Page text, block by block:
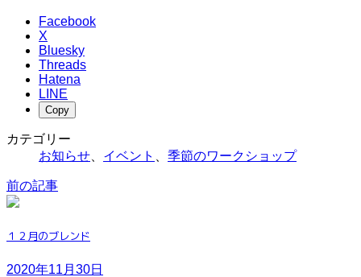
Facebook
X
Bluesky
Threads
Hatena
LINE
Copy
カテゴリー
お知らせ
イベント 季節のワークショップ
前の記事
１２月のブレンド
2020年11月30日